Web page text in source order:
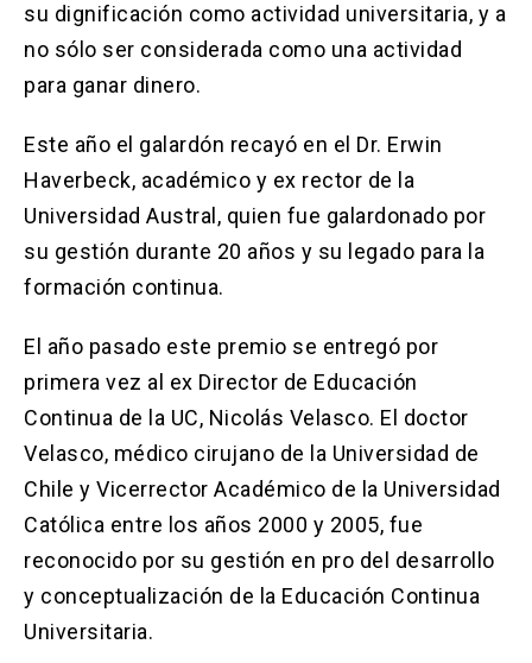
su dignificación como actividad universitaria, y a
no sólo ser considerada como una actividad
para ganar dinero.
Este año el galardón recayó en el Dr. Erwin
Haverbeck, académico y ex rector de la
Universidad Austral, quien fue galardonado por
su gestión durante 20 años y su legado para la
formación continua.
El año pasado este premio se entregó por
primera vez al ex Director de Educación
Continua de la UC, Nicolás Velasco. El doctor
Velasco, médico cirujano de la Universidad de
Chile y Vicerrector Académico de la Universidad
Católica entre los años 2000 y 2005, fue
reconocido por su gestión en pro del desarrollo
y conceptualización de la Educación Continua
Universitaria.